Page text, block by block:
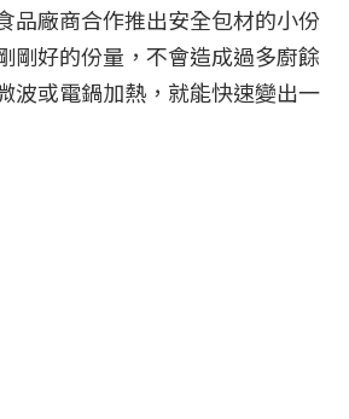
品廠商合作推出安全包材的小份
剛好的份量，不會造成過多廚餘
波或電鍋加熱，就能快速變出一